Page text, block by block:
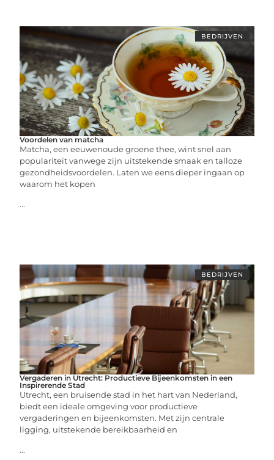
BEDRIJVEN
Voordelen van matcha
Matcha, een eeuwenoude groene thee, wint snel aan
populariteit vanwege zijn uitstekende smaak en talloze
gezondheidsvoordelen. Laten we eens dieper ingaan op
waarom het kopen
...
BEDRIJVEN
Vergaderen in Utrecht: Productieve Bijeenkomsten in een
Inspirerende Stad
Utrecht, een bruisende stad in het hart van Nederland,
biedt een ideale omgeving voor productieve
vergaderingen en bijeenkomsten. Met zijn centrale
ligging, uitstekende bereikbaarheid en
...